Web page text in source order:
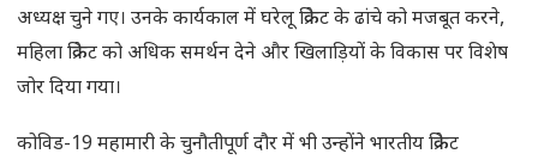
अध्यक्ष चुने गए। उनके कार्यकाल में घरेलू क्रिकेट के ढांचे को मजबूत करने,
महिला क्रिकेट को अधिक समर्थन देने और खिलाड़ियों के विकास पर विशेष
जोर दिया गया।
कोविड-19 महामारी के चुनौतीपूर्ण दौर में भी उन्होंने भारतीय क्रिकेट